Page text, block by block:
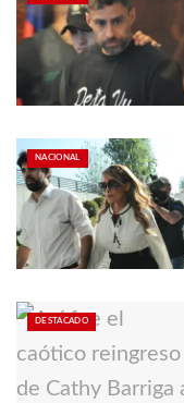
NACIONAL
DESTACADO